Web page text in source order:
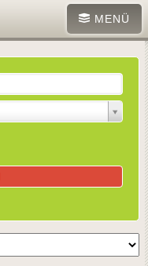
MENÜ